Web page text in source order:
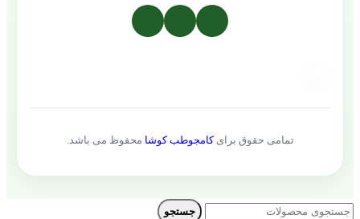
تمامی حقوق برایکامجوطب کوشا محفوظ می باشد.
جستجو